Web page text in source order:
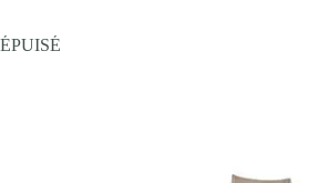
ÉPUISÉ